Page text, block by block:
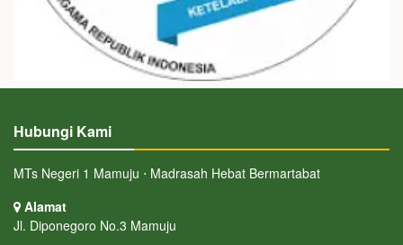
Hubungi Kami
MTs Negeri 1 Mamuju ⋅ Madrasah Hebat Bermartabat
Alamat
Jl. Diponegoro No.3 Mamuju